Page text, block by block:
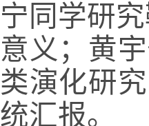
宁同学研
意义；黄
类演化研
统汇报。